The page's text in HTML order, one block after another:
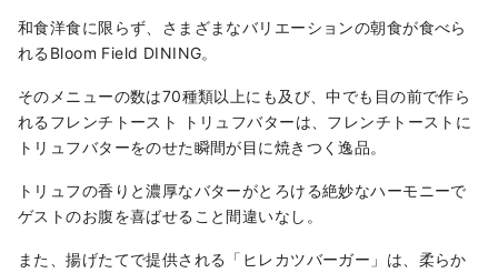
和食洋食に限らず、さまざまなバリエーションの朝食が食べら
れるBloom Field DINING。
そのメニューの数は70種類以上にも及び、中でも目の前で作ら
れるフレンチトースト トリュフバターは、フレンチトーストに
トリュフバターをのせた瞬間が目に焼きつく逸品。
トリュフの香りと濃厚なバターがとろける絶妙なハーモニーで
ゲストのお腹を喜ばせること間違いなし。
また、揚げたてで提供される「ヒレカツバーガー」は、柔らか